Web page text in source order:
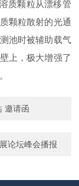
质颗粒从漂移管
颗粒散射的光通
池时被辅助载气
上，极大增强了
邀请函
论坛峰会播报